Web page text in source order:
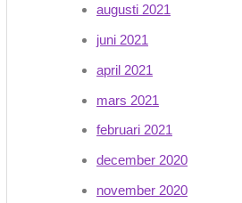
augusti 2021
juni 2021
april 2021
mars 2021
februari 2021
december 2020
november 2020